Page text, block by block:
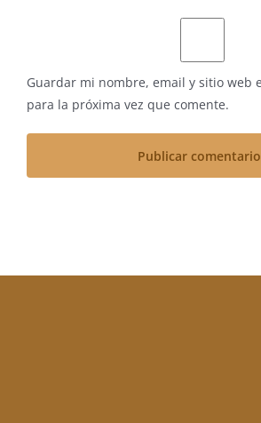
Guardar mi nombre, email y sitio web
para la próxima vez que comente.